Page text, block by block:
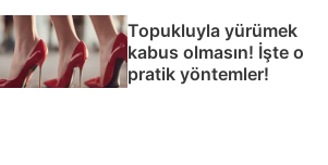
Topukluyla yürümek
kabus olmasın! İşte o
pratik yöntemler!